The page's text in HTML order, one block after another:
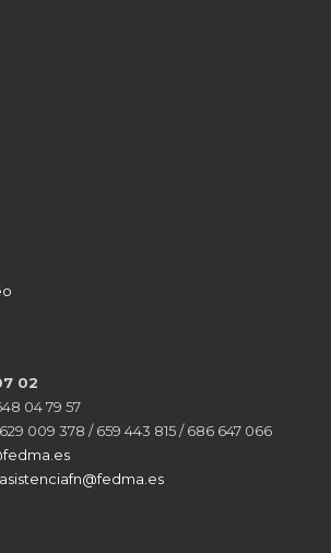
02
04 79 57
009 378 / 659 443 815 / 686 647 066
asistenciafn@fedma.es